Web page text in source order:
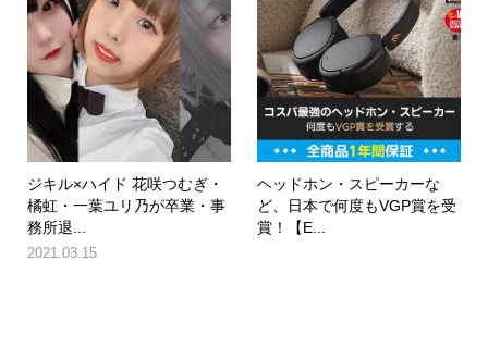
ジキル×ハイド 花咲つむぎ・
橘虹・一葉ユリ乃が卒業・事
務所退...
2021.03.15
ヘッドホン・スピーカーな
ど、日本で何度もVGP賞を受
賞！【E...